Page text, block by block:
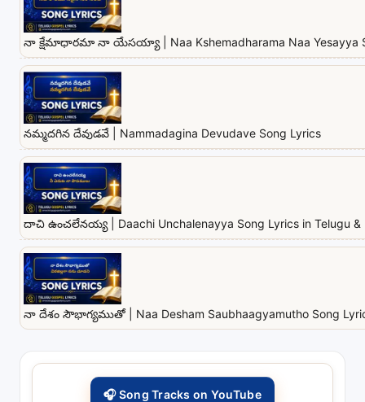
నా క్షేమాధారమా నా యేసయ్యా | Naa Kshemadharama Naa Yesayya
నమ్మదగిన దేవుడవే | Nammadagina Devudave Song Lyrics
దాచి ఉంచలేనయ్య | Daachi Unchalenayya Song Lyrics in Telugu &
నా దేశం సౌభాగ్యముతో | Naa Desham Saubhaagyamutho Song
🎧 Song Tracks on YouTube